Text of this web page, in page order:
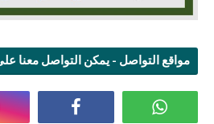
مواقع التواصل - يمكن التواصل معنا